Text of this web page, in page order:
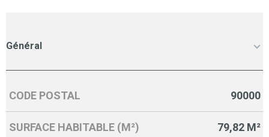
Général
Caractérisque Valeurs
CODE POSTAL 90000
SURFACE HABITABLE (M²) 79,82 M²